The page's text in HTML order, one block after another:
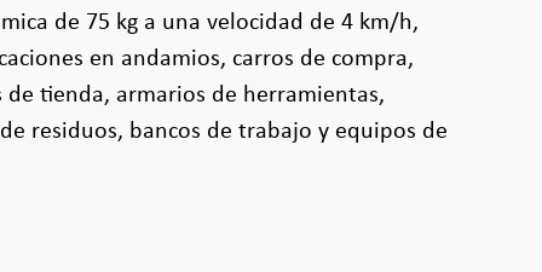
de 75 kg a una velocidad de 4 km/h,
en andamios, carros de compra,
tienda, armarios de herramientas,
residuos, bancos de trabajo y equipos de